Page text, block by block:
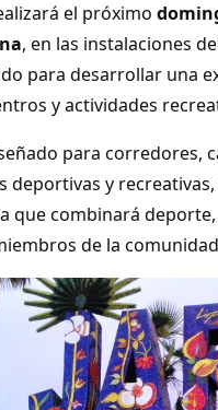
el próximo
, en las instalaciones
para desarrollar una
y actividades
para corredores,
deportivas y
que combinará
de la